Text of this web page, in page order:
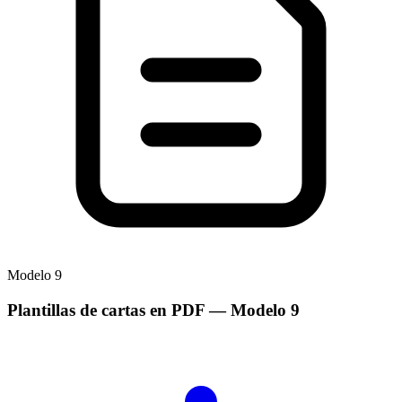
Modelo 9
Plantillas de cartas en PDF— Modelo 9